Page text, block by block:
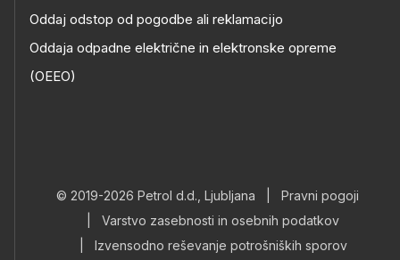
Oddaj odstop od pogodbe ali reklamacijo
Oddaja odpadne električne in elektronske opreme
(OEEO)
© 2019-2026 Petrol d.d., Ljubljana
Pravni pogoji
Varstvo zasebnosti in osebnih podatkov
Izvensodno reševanje potrošniških sporov